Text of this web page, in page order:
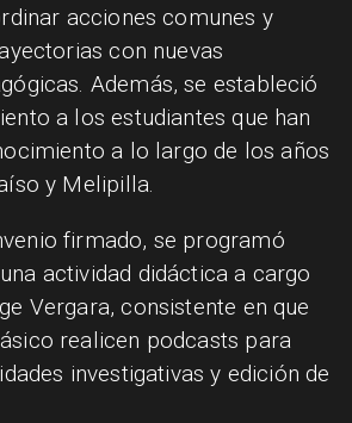
acciones comunes y
con nuevas
Además, se estableció
a los estudiantes que han
a lo largo de los años
y Melipilla.
firmado, se programó
actividad didáctica a cargo
Vergara, consistente en que
realicen podcasts para
investigativas y edición de